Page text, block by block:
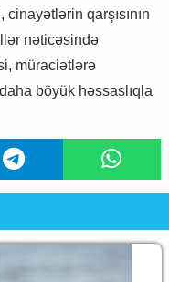
qarşısının
nəticəsində
müraciətlərə
böyük həssaslıqla